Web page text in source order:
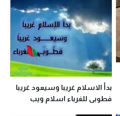
بدأ الاسلام غريبا وسيعود غريبا
فطوبى للغرباء اسلام ويب